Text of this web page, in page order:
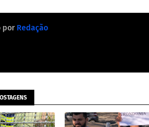
por Redação